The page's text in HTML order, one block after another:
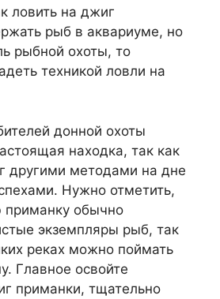
рыб в аквариуме, но
рыбной охоты, то
техникой ловли на
донной охоты
находка, так как
другими методами на дне
Нужно отметить,
приманку обычно
экземпляры рыб, так
реках можно поймать
Главное освойте
приманки, тщательно